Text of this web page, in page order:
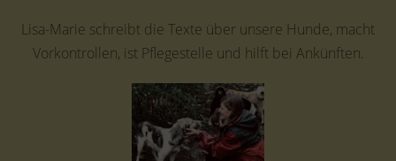
Lisa-Marie schreibt die Texte über unsere Hunde, macht
Vorkontrollen, ist Pflegestelle und hilft bei Ankünften.